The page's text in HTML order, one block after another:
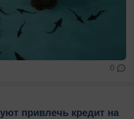
0
привлечь кредит на